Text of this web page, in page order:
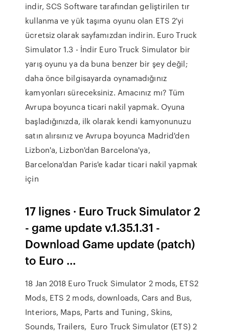
indir, SCS Software tarafından geliştirilen tır
kullanma ve yük taşıma oyunu olan ETS 2'yi
ücretsiz olarak sayfamızdan indirin. Euro Truck
Simulator 1.3 - İndir Euro Truck Simulator bir
yarış oyunu ya da buna benzer bir şey değil;
daha önce bilgisayarda oynamadığınız
kamyonları süreceksiniz. Amacınız mı? Tüm
Avrupa boyunca ticari nakil yapmak. Oyuna
başladığınızda, ilk olarak kendi kamyonunuzu
satın alırsınız ve Avrupa boyunca Madrid'den
Lizbon'a, Lizbon'dan Barcelona'ya,
Barcelona'dan Paris'e kadar ticari nakil yapmak
için
17 lignes · Euro Truck Simulator 2
- game update v.1.35.1.31 -
Download Game update (patch)
to Euro …
18 Jan 2018 Euro Truck Simulator 2 mods, ETS2
Mods, ETS 2 mods, downloads, Cars and Bus,
Interiors, Maps, Parts and Tuning, Skins,
Sounds, Trailers, Euro Truck Simulator (ETS) 2